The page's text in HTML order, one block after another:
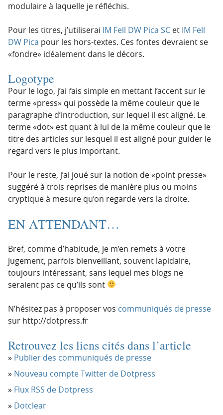
modulaire à laquelle je réfléchis.
Pour les titres, j’utiliserai IM Fell DW Pica SC et IM Fell
DW Pica pour les hors-textes. Ces fontes devraient se
«fondre» idéalement dans le décors.
Logotype
Pour le logo, j’ai fais simple en mettant l’accent sur le
terme «press» qui possède la même couleur que le
paragraphe d’introduction, sur lequel il est aligné. Le
terme «dot» est quant à lui de la même couleur que le
titre des articles sur lesquel il est aligné pour guider le
regard vers le plus important.
Pour le reste, j’ai joué sur la notion de «point presse»
suggéré à trois reprises de manière plus ou moins
cryptique à mesure qu’on regarde vers la droite.
EN ATTENDANT…
Bref, comme d’habitude, je m’en remets à votre
jugement, parfois bienveillant, souvent lapidaire,
toujours intéressant, sans lequel mes blogs ne
seraient pas ce qu’ils sont
N’hésitez pas à proposer vos communiqués de presse
sur http://dotpress.fr
Retrouvez les liens cités dans l’article
Publier des communiqués de presse
Nouveau compte Twitter de Dotpress
Flux RSS de Dotpress
Dotclear